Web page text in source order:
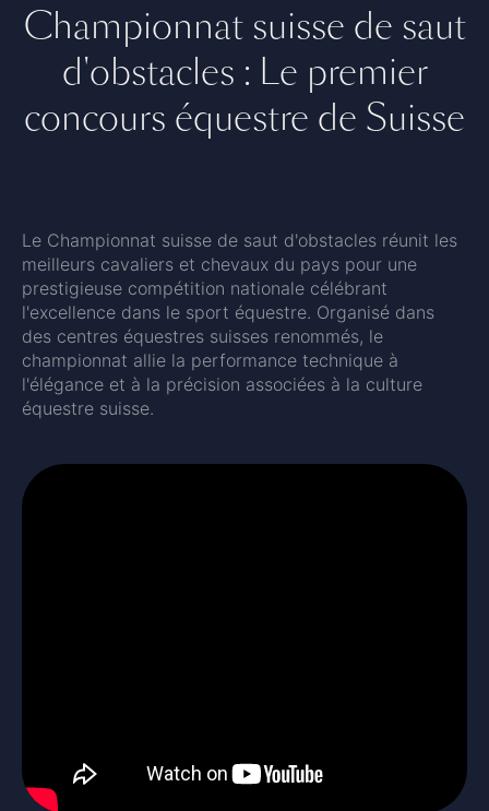
Championnat suisse de saut
d'obstacles : Le premier
concours équestre de Suisse
Le Championnat suisse de saut d'obstacles réunit les
meilleurs cavaliers et chevaux du pays pour une
prestigieuse compétition nationale célébrant
l'excellence dans le sport équestre. Organisé dans
des centres équestres suisses renommés, le
championnat allie la performance technique à
l'élégance et à la précision associées à la culture
équestre suisse.